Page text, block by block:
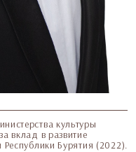
культуры
вклад в развитие
Республики Бурятия (2022).